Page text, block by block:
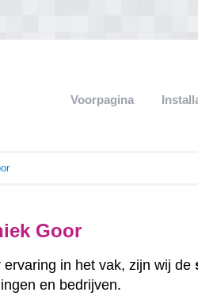
Voorpagina
Goor
ervaring in het vak, zijn wij de
en bedrijven.